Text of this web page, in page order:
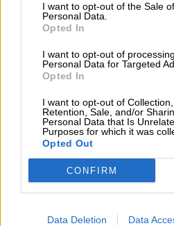
I want to opt-out of the Sale
Personal Data.
Opted In
I want to opt-out of
Personal Data for Targeted
Opted In
I want to opt-out of Collection,
Retention, Sale, and/or
Personal Data that Is
Purposes for which it was
Opted Out
CONFIRM
Data Deletion Data
Porter e Stout | Birre
night shift vintage
porter aged in
Horizont
MEHRWEG
0,33 L Bottiglia
Esaurito